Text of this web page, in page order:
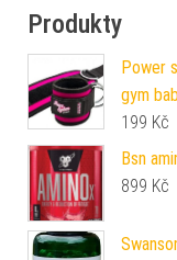
Produkty
Power
gym
199 Kč
Bsn
899 Kč